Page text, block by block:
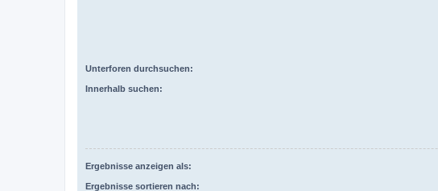
Unterforen durchsuchen:
Innerhalb suchen:
Ergebnisse anzeigen als:
Ergebnisse sortieren nach: